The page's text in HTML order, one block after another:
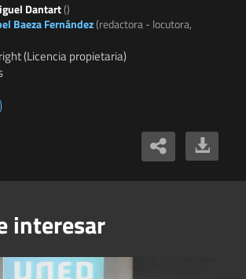
Dantart()
Baeza Fernández(redactora - locutora,
(Licencia propietaria)
interesar